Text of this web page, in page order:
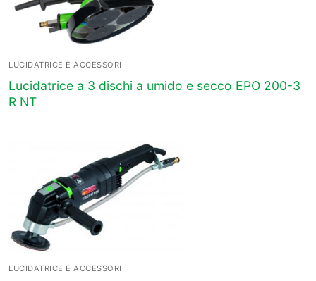
LUCIDATRICE E ACCESSORI
Lucidatrice a 3 dischi a umido e secco EPO 200-3
R NT
LUCIDATRICE E ACCESSORI